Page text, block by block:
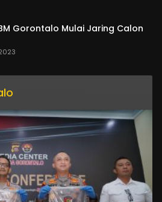
Gorontalo Mulai Jaring Calon